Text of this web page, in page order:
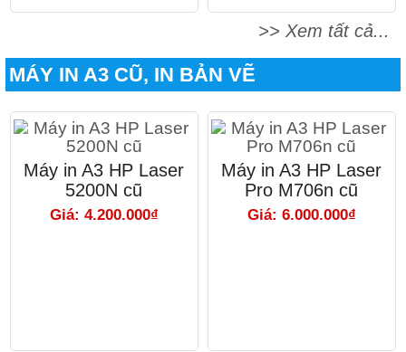
>> Xem tất cả...
MÁY IN A3 CŨ, IN BẢN VẼ
Máy in A3 HP Laser
5200N cũ
Giá: 4.200.000₫
Máy in A3 HP Laser
Pro M706n cũ
Giá: 6.000.000₫